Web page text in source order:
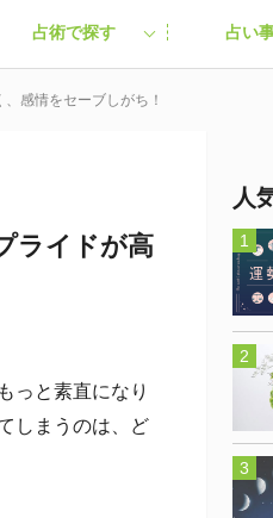
占術で探す 占い
ライドが高
っと素直になり
しまうのは、ど
人
感情をセーブしがち！